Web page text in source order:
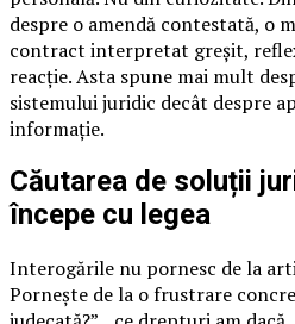
despre o amendă contestată, o
contract interpretat greșit,
reacție. Asta spune mai mult
sistemului juridic decât despre
informație.
Căutarea de soluții
începe cu legea
Interogările nu pornesc de la
Pornește de la o frustrare